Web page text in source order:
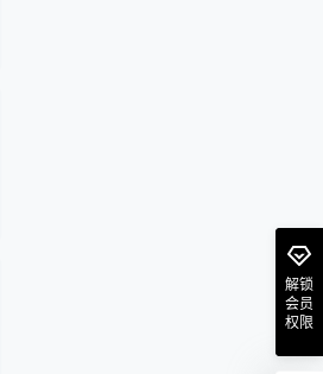
解锁
会员
权限